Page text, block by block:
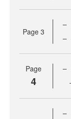
Page 3
Page
4